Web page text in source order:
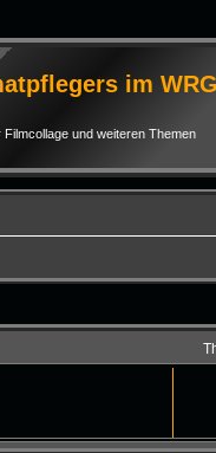
im WRG
und weiteren Themen